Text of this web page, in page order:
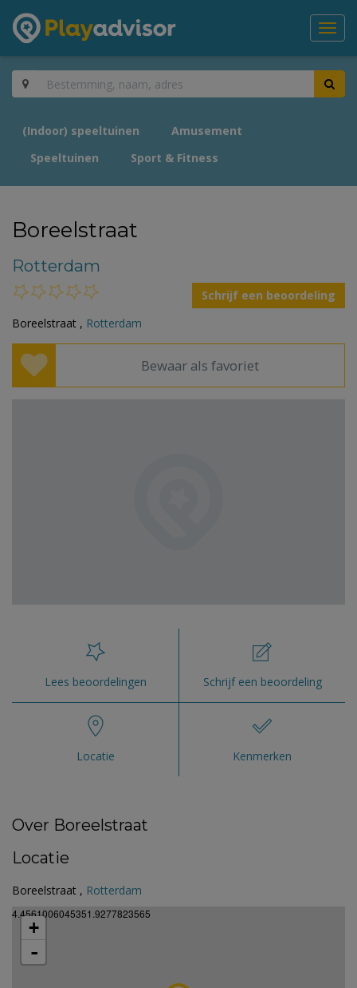
(Indoor) speeltuinen
Amusement
Speeltuinen
Sport & Fitness
Boreelstraat
Rotterdam
Schrijf een beoordeling
Boreelstraat , Rotterdam
Bewaar als favoriet
Lees beoordelingen Schrijf een beoordeling
Locatie Kenmerken
Over Boreelstraat
Locatie
Boreelstraat , Rotterdam
4.4561006045351.9277823565
+
-